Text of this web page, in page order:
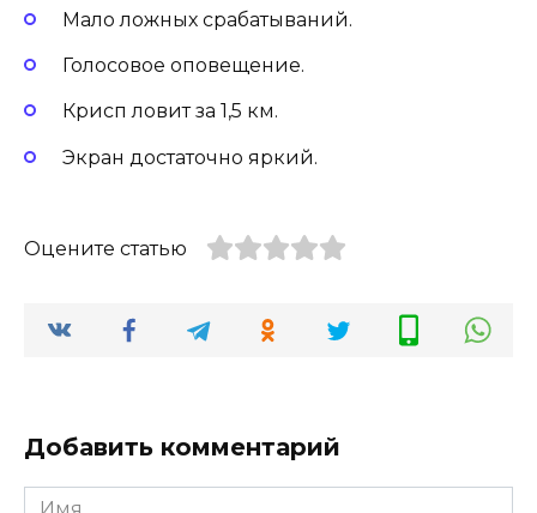
Мало ложных срабатываний.
Голосовое оповещение.
Крисп ловит за 1,5 км.
Экран достаточно яркий.
Оцените статью
Добавить комментарий
Имя